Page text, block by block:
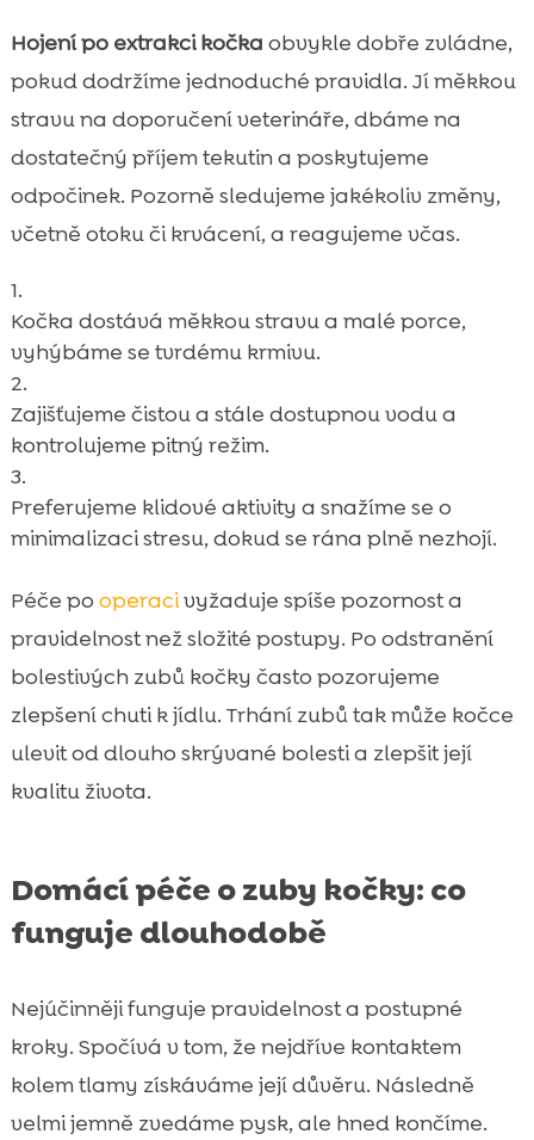
Hojení po extrakci kočka obvykle dobře zvládne,
pokud dodržíme jednoduché pravidla. Jí měkkou
stravu na doporučení veterináře, dbáme na
dostatečný příjem tekutin a poskytujeme
odpočinek. Pozorně sledujeme jakékoliv změny,
včetně otoku či krvácení, a reagujeme včas.
Kočka dostává měkkou stravu a malé porce,
vyhýbáme se tvrdému krmivu.
Zajišťujeme čistou a stále dostupnou vodu a
kontrolujeme pitný režim.
Preferujeme klidové aktivity a snažíme se o
minimalizaci stresu, dokud se rána plně nezhojí.
Péče po operacivyžaduje spíše pozornost a
pravidelnost než složité postupy. Po odstranění
bolestivých zubů kočky často pozorujeme
zlepšení chuti k jídlu. Trhání zubů tak může kočce
ulevit od dlouho skrývané bolesti a zlepšit její
kvalitu života.
Domácí péče o zuby kočky: co
funguje dlouhodobě
Nejúčinněji funguje pravidelnost a postupné
kroky. Spočívá v tom, že nejdříve kontaktem
kolem tlamy získáváme její důvěru. Následně
velmi jemně zvedáme pysk, ale hned končíme.